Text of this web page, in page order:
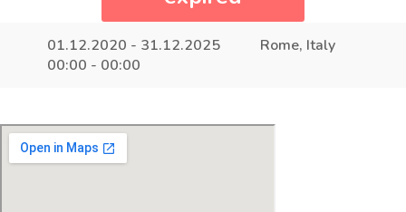
01.12.2020 - 31.12.2025
Rome, Italy
00:00 - 00:00